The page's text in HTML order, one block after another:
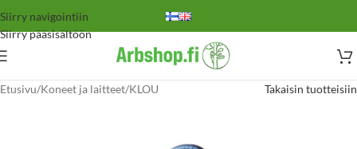
Siirry navigointiin
Siirry pääsisältöön
Etusivu/Koneet ja laitteet/KLOU Takaisin tuotteisiin